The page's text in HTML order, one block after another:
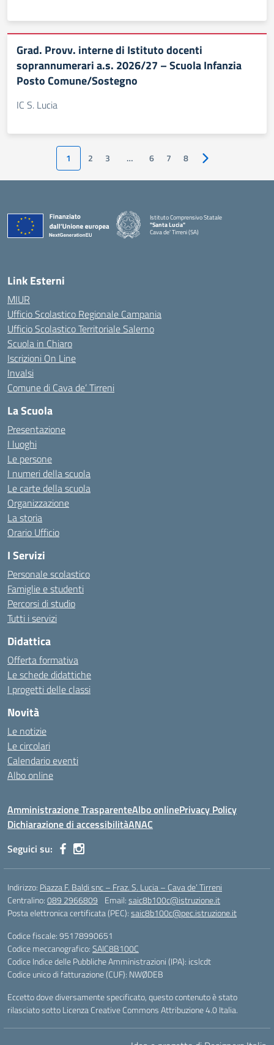
Grad. Provv. interne di Istituto docenti
soprannumerari a.s. 2026/27 – Scuola Infanzia
Posto Comune/Sostegno
IC S. Lucia
1 2 3 … 6 7 8 Pagina successiva
Istituto Comprensivo Statale
"Santa Lucia"
Cava de' Tirreni (SA)
Link Esterni
MIUR
Ufficio Scolastico Regionale Campania
Ufficio Scolastico Territoriale Salerno
Scuola in Chiaro
Iscrizioni On Line
Invalsi
Comune di Cava de’ Tirreni
La Scuola
Presentazione
I luoghi
Le persone
I numeri della scuola
Le carte della scuola
Organizzazione
La storia
Orario Ufficio
I Servizi
Personale scolastico
Famiglie e studenti
Percorsi di studio
Tutti i servizi
Didattica
Offerta formativa
Le schede didattiche
I progetti delle classi
Novità
Le notizie
Le circolari
Calendario eventi
Albo online
Amministrazione TrasparenteAlbo onlinePrivacy Policy
Dichiarazione di accessibilitàANAC
Seguici su:
Indirizzo: Piazza F. Baldi snc – Fraz. S. Lucia – Cava de’ Tirreni
Centralino:089 2966809 Email:saic8b100c@istruzione.it
Posta elettronica certificata (PEC):saic8b100c@pec.istruzione.it
Codice fiscale: 95178990651
Codice meccanografico:SAIC8B100C
Codice Indice delle Pubbliche Amministrazioni (IPA): icslcdt
Codice unico di fatturazione (CUF): NWØDEB
Eccetto dove diversamente specificato, questo contenuto è stato
rilasciato sotto Licenza Creative Commons Attribuzione 4.0 Italia.